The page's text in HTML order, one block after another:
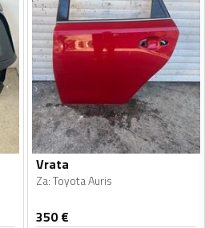
Vrata
Za:Toyota Auris
350€